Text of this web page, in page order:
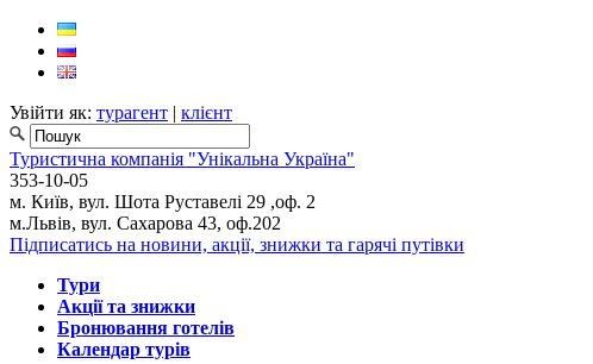
Увійти як: турагент | клієнт
Туристична компанія "Унікальна Україна"
353-10-05
м. Київ, вул. Шота Руставелі 29 ,оф. 2
м.Львів, вул. Сахарова 43, оф.202
Підписатись на новини, акції, знижки та гарячі путівки
Тури
Акції та знижки
Бронювання готелів
Календар турів